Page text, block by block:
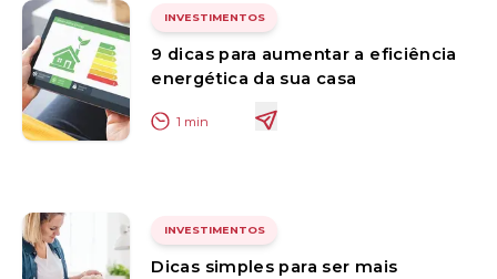
INVESTIMENTOS
9 dicas para aumentar a eficiência
energética da sua casa
1 min
INVESTIMENTOS
Dicas simples para ser mais